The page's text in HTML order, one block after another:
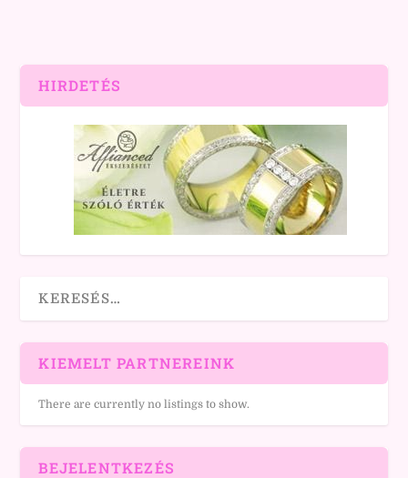
HIRDETÉS
KIEMELT PARTNEREINK
There are currently no listings to show.
BEJELENTKEZÉS